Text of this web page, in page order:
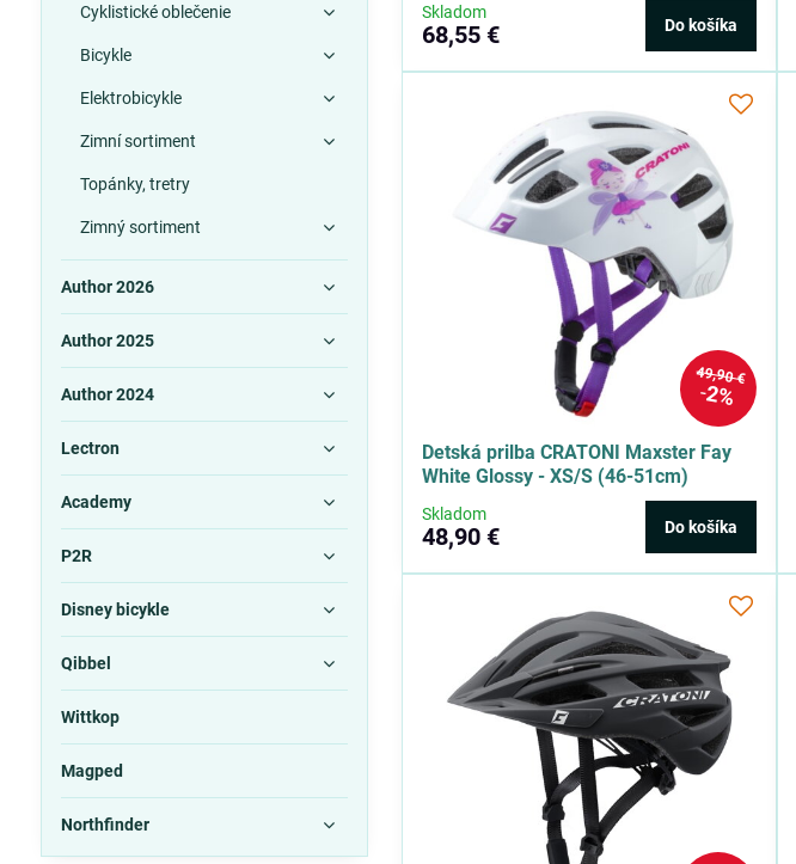
Skladom
68,55 € Do košíka
49,90 €
2%
Detská prilba CRATONI Maxster Fay
White Glossy - XS/S (46-51cm)
Skladom
48,90 € Do košíka
Cyklistické oblečenie
Bicykle
Elektrobicykle
Zimní sortiment
Topánky, tretry
Zimný sortiment
Author 2026
Author 2025
Author 2024
Lectron
Academy
P2R
Disney bicykle
Qibbel
Wittkop
Magped
Northfinder